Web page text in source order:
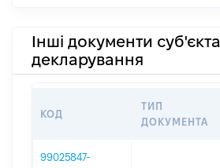
Інші документи суб'єкта
декларування
КОД
ТИП
ДОКУМЕНТА
99025847-